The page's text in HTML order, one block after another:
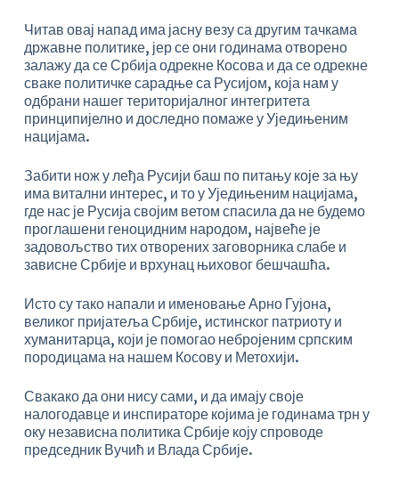
Читав овај напад има јасну везу са другим тачкама
државне политике, јер се они годинама отворено
залажу да се Србија одрекне Косова и да се одрекне
сваке политичке сарадње са Русијом, која нам у
одбрани нашег територијалног интегритета
принципијелно и доследно помаже у Уједињеним
нацијама.
Забити нож у леђа Русији баш по питању које за њу
има витални интерес, и то у Уједињеним нацијама,
где нас је Русија својим ветом спасила да не будемо
проглашени геноцидним народом, највеће је
задовољство тих отворених заговорника слабе и
зависне Србије и врхунац њиховог бешчашћа.
Исто су тако напали и именовање Арно Гујона,
великог пријатеља Србије, истинског патриоту и
хуманитарца, који је помогао небројеним српским
породицама на нашем Косову и Метохији.
Свакако да они нису сами, и да имају своје
налогодавце и инспираторе којима је годинама трн у
оку независна политика Србије коју спроводе
председник Вучић и Влада Србије.